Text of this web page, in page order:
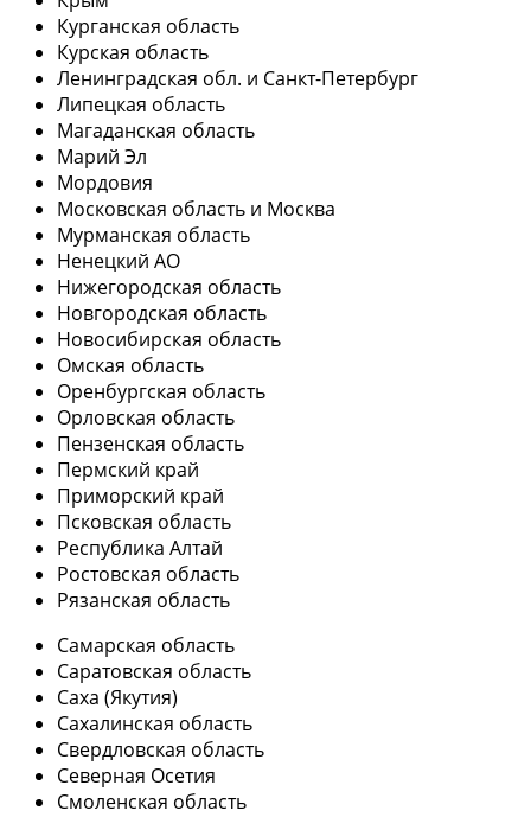
Курганская область
Курская область
Ленинградская обл. и Санкт-Петербург
Липецкая область
Магаданская область
Марий Эл
Мордовия
Московская область и Москва
Мурманская область
Ненецкий АО
Нижегородская область
Новгородская область
Новосибирская область
Омская область
Оренбургская область
Орловская область
Пензенская область
Пермский край
Приморский край
Псковская область
Республика Алтай
Ростовская область
Рязанская область
Самарская область
Саратовская область
Саха (Якутия)
Сахалинская область
Свердловская область
Северная Осетия
Смоленская область